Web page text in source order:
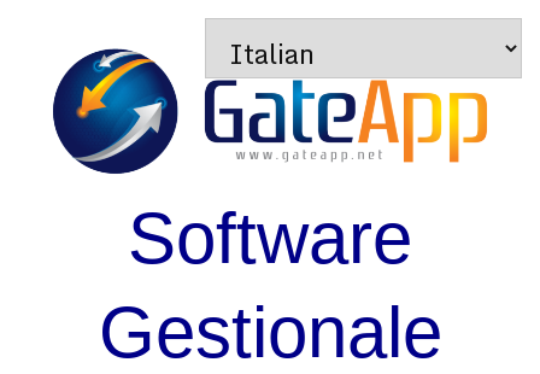
Software
Gestionale